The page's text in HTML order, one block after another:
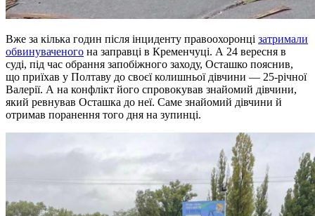
Вже за кілька годин після інциденту правоохоронці затримали
обвинуваченого на заправці в Кременчуці. А 24 вересня в
суді, під час обрання запобіжного заходу, Осташко пояснив,
що приїхав у Полтаву до своєї колишньої дівчини — 25-річної
Валерії. А на конфлікт його спровокував знайомий дівчини,
який ревнував Осташка до неї. Саме знайомий дівчини й
отримав поранення того дня на зупинці.